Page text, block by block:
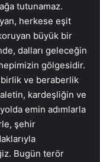
tutunamaz.
herkese eşit
büyük bir
dalları geleceğin
gölgesidir.
birlik ve beraberlik
kardeşliğin ve
emin adımlarla
şehir
Bugün terör